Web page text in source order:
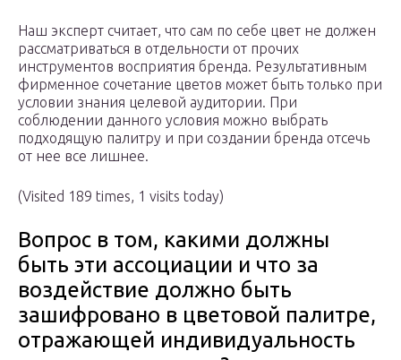
Наш эксперт считает, что сам по себе цвет не должен
рассматриваться в отдельности от прочих
инструментов восприятия бренда. Результативным
фирменное сочетание цветов может быть только при
условии знания целевой аудитории. При
соблюдении данного условия можно выбрать
подходящую палитру и при создании бренда отсечь
от нее все лишнее.
(Visited 189 times, 1 visits today)
Вопрос в том, какими должны
быть эти ассоциации и что за
воздействие должно быть
зашифровано в цветовой палитре,
отражающей индивидуальность